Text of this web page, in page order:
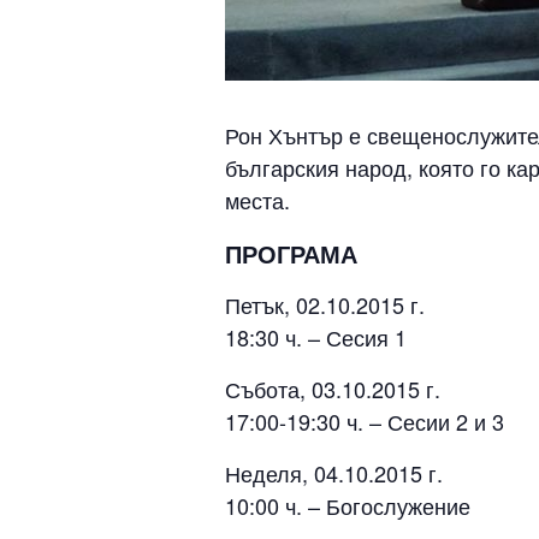
Рон Хънтър е
българския народ, която го
места.
ПРОГРАМА
Петък, 02.10.2015 г.
18:30 ч. – Сесия 1
Събота, 03.10.2015 г.
17:00-19:30 ч. – Сесии 2 и 3
Неделя, 04.10.2015 г.
10:00 ч. – Богослужение